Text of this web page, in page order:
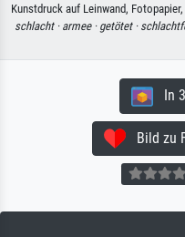
Kunstdruck auf Leinwand,
schlacht · armee · getötet ·
In
Bild zu